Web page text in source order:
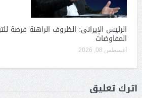
الرئيس الإيرانى: الظروف الراهنة فرصة
المفاوضات
أغسطس 08, 2026
أترك تعليق